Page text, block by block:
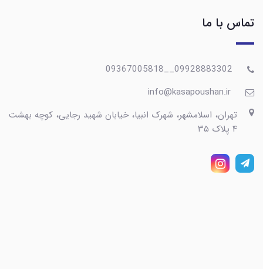
تماس با ما
تهران، اسلامشهر، شهرک انبیا، خیابان شهید رجایی، کوچه بهشت
۴ پلاک ۳۵